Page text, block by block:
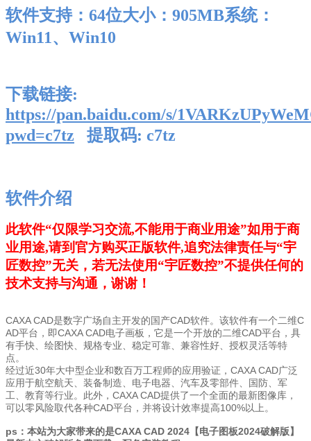
软件支持：64位大小：905MB系统：
Win11、Win10
下载链接:
https://pan.baidu.com/s/
pwd=c7tz 提取码: c7tz
软件介绍
此软件“仅限学习交流,不能用于商业用途”如用于商
业用途,请到官方购买正版软件,追究法律责任与“宇
匠数控”无关，若无法使用“宇匠数控”不提供任何的
技术支持与沟通，谢谢！
CAXA CAD是数字广场自主开发的国产CAD软件。该软件有一个二维C
AD平台，即CAXA CAD电子画板，它是一个开放的二维CAD平台，具
有手快、绘图快、规格专业、稳定可靠、兼容性好、授权灵活等特
点。
经过近30年大中型企业和数百万工程师的应用验证，CAXA CAD广泛
应用于航空航天、装备制造、电子电器、汽车及零部件、国防、军
工、教育等行业。此外，CAXA CAD提供了一个全面的最新图像库，
可以零风险取代各种CAD平台，并将设计效率提高100%以上。
ps：本站为大家带来的是CAXA CAD 2024【电子图板2024破解版】